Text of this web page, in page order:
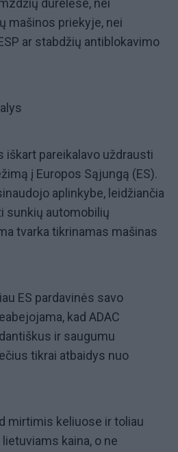
durelėse, nei
mašinos priekyje, nei
ar stabdžių antiblokavimo
iškart pareikalavo uždrausti
į Europos Sąjungą (ES).
aplinkybe, leidžiančia
sunkių automobilių
tvarka tikrinamas mašinas
ES pardavinės savo
kad ADAC
ir saugumu
tikrai atbaidys nuo
mirtimis keliuose ir toliau
kaina, o ne